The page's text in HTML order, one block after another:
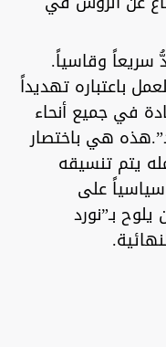
سريعاً وقاسياً.
باعتباره تهديداً
في جميع أنحاء
هي باختصار
يتم تنسيقه
على
بـ”نورد